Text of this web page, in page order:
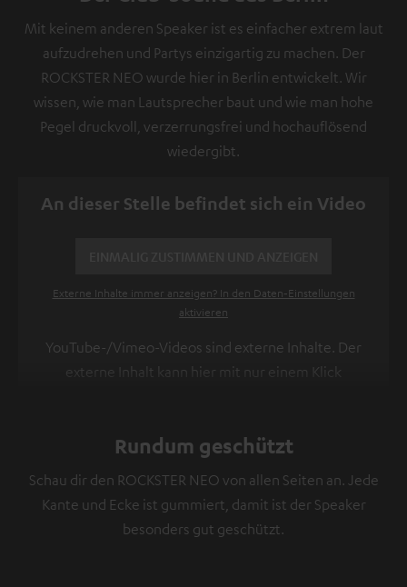
Mit keinem anderen Speaker ist es einfacher extrem laut
aufzudrehen und Partys einzigartig zu machen. Der
ROCKSTER NEO wurde hier in Berlin entwickelt. Wir
wissen, wie man Lautsprecher baut und wie man hohe
Pegel druckvoll, verzerrungsfrei und hochauflösend
wiedergibt.
An dieser Stelle befindet sich ein Video
Externe Inhalte immer anzeigen? In den Daten‑Einstellungen
aktivieren
YouTube-/Vimeo-Videos sind externe Inhalte. Der
externe Inhalt kann hier mit nur einem Klick
Dabei können personenbezogene Daten an
Drittplattformen übermittelt werden. Weitere
Informationen sind in der Datenschutzerklärung
unter I zu finden
Rundum geschützt
Schau dir den ROCKSTER NEO von allen Seiten an. Jede
Kante und Ecke ist gummiert, damit ist der Speaker
besonders gut geschützt.